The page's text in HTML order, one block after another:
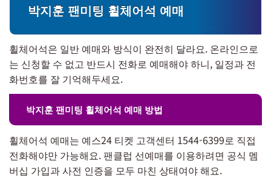
박지훈 팬미팅 휠체어석 예매
휠체어석은 일반 예매와 방식이 완전히 달라요. 온라인으로
는 신청할 수 없고 반드시 전화로 예매해야 하니, 일정과 전
화번호를 잘 기억해두세요.
박지훈 팬미팅 휠체어석 예매 방법
휠체어석 예매는 예스24 티켓 고객센터 1544-6399로 직접
전화해야만 가능해요. 팬클럽 선예매를 이용하려면 공식 멤
버십 가입과 사전 인증을 모두 마친 상태여야 해요.